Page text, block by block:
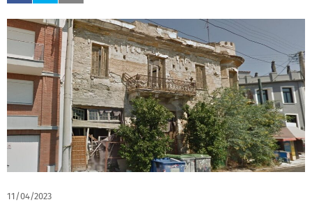
11/04/2023